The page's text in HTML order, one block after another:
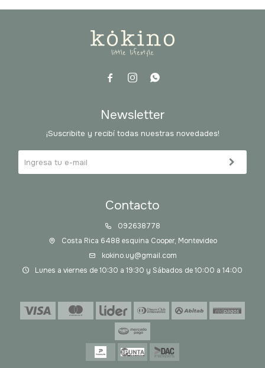
  
Contacto
092638778
Costa Rica 6488 esquina Cooper, Montevideo
kokino.uy@gmail.com
Lunes a viernes de 10:30 a 19:30 y Sábados de 10:00 a 14:00
Newsletter
¡Suscribite y recibí todas nuestras novedades!